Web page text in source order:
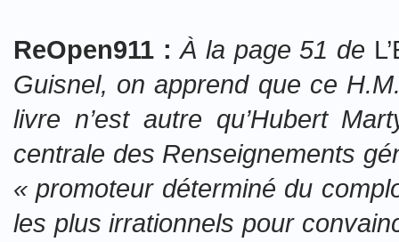
ReOpen911 : À la page 51 de
Guisnel, on apprend que ce
livre n’est autre qu’Hubert
centrale des Renseignements
« promoteur déterminé du
les plus irrationnels pour